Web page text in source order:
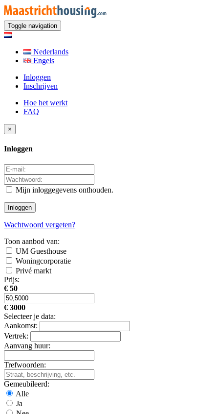
Toggle navigation
Nederlands
Engels
Inloggen
Inschrijven
Hoe het werkt
FAQ
×
Inloggen
Mijn inloggegevens onthouden.
Inloggen
Wachtwoord vergeten?
Toon aanbod van:
UM Guesthouse
Woningcorporatie
Privé markt
Prijs:
€ 50
€ 3000
Selecteer je data:
Aankomst:
Vertrek:
Aanvang huur:
Trefwoorden:
Gemeubileerd:
Alle
Ja